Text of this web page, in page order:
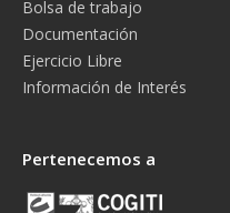
Bolsa de trabajo
Documentación
Ejercicio Libre
Información de Interés
Pertenecemos a